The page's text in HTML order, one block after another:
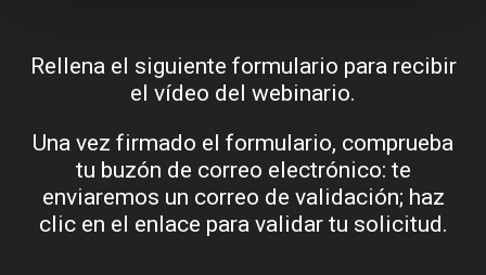
Rellena el siguiente formulario para recibir
el vídeo del webinario.
Una vez firmado el formulario, comprueba
tu buzón de correo electrónico: te
enviaremos un correo de validación; haz
clic en el enlace para validar tu solicitud.